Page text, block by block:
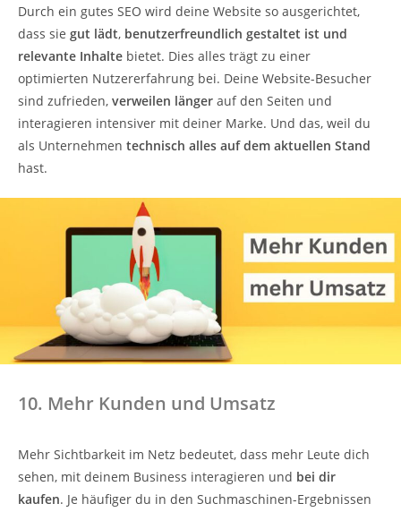
Durch ein gutes SEO wird deine Website so ausgerichtet,
dass sie gut lädt, benutzerfreundlich gestaltet ist und
relevante Inhalte bietet. Dies alles trägt zu einer
optimierten Nutzererfahrung bei. Deine Website-Besucher
sind zufrieden, verweilen länger auf den Seiten und
interagieren intensiver mit deiner Marke. Und das, weil du
als Unternehmen technisch alles auf dem aktuellen Stand
hast.
10. Mehr Kunden und Umsatz
Mehr Sichtbarkeit im Netz bedeutet, dass mehr Leute dich
sehen, mit deinem Business interagieren und bei dir
kaufen. Je häufiger du in den Suchmaschinen-Ergebnissen